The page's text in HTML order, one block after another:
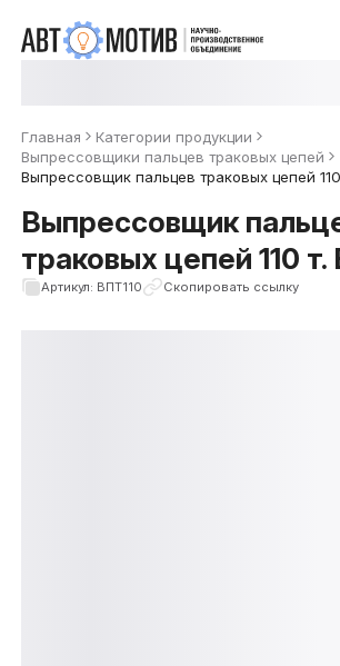
Главная
Категории продукции
Выпрессовщики пальцев траковых цепей
Выпрессовщик пальцев траковых цепей 110
Выпрессовщик
траковых цепей 110 т.
Артикул: ВПТ110 Скопировать ссылку